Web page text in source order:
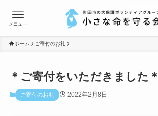
メニュー
ホーム ご寄付のお礼
＊ご寄付をいただきました＊
ご寄付のお礼 2022年2月8日